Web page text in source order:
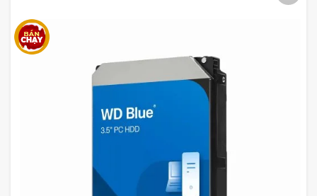
Bộ quạt này được thiết kế để di chuyển không khí
qua các khu vực đông đúc như tản nhiệt và bộ tản
nhiệt. Sử dụng vòng bi động lực lỏng, bộ quạt có
thể hoạt động êm ái và lâu dài.
Ngoài ra, chế độ Zero Fan giúp tản nhiệt hoạt
động im lặng dưới tải nhỏ, khiến lưỡi quạt không
quay vòng để giảm tiếng ồn. Tất cả những tính